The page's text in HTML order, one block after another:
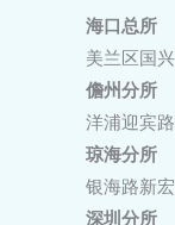
海口总所
美兰区国
儋州分所
洋浦迎宾
琼海分所
银海路新
深圳分所